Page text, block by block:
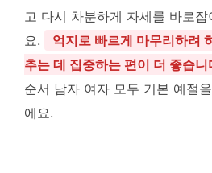
고 다시 차분하게 자세를 바로
요.
억지로 빠르게 마무리하려
추는 데 집중하는 편이 더 좋습니
순서 남자 여자 모두 기본 예절
에요.